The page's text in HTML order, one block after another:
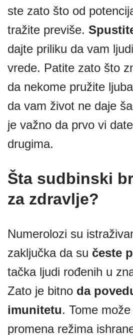
ste zato što od
tražite previše.
dajte priliku da vam
vrede. Patite zato što
da nekome pružite
da vam život ne daje
je važno da prvo vi
drugima.
Šta sudbinski
za zdravlje?
Numerolozi su
zaključka da su česte
tačka ljudi rođenih u
Zato je bitno da
imunitetu. Tome
promena režima